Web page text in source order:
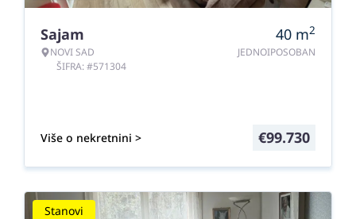
Sajam
NOVI SAD
ŠIFRA: #571304
40 m2
JEDNOIPOSOBAN
Više o nekretnini > €99.730
Stanovi